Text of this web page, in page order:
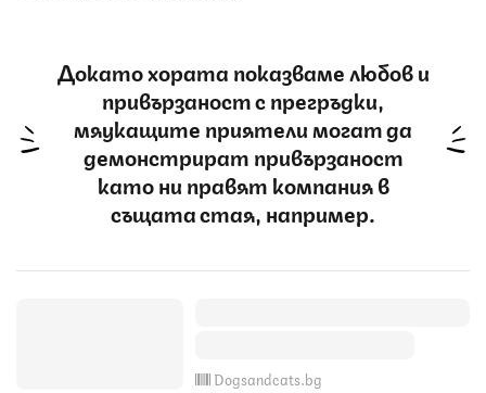
Докато хората показваме любов и
привързаност с прегръдки,
мяукащите приятели могат да
демонстрират привързаност
като ни правят компания в
същата стая, например.
Dogsandcats.bg